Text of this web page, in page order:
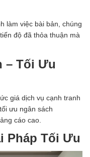
làm việc bài bản, chúng
độ đã thỏa thuận mà
– Tối Ưu
giá dịch vụ cạnh tranh
ưu ngân sách
cáo cao.
Pháp Tối Ưu